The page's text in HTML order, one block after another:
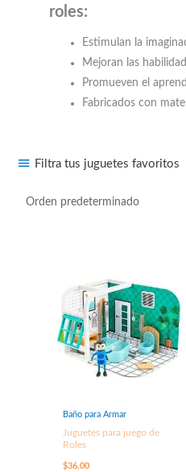
roles:
Estimulan la
Mejoran las
Promueven el
Fabricados con
Filtra tus juguetes favoritos
Baño para Armar
Juguetes para juego de
Roles
$36.00